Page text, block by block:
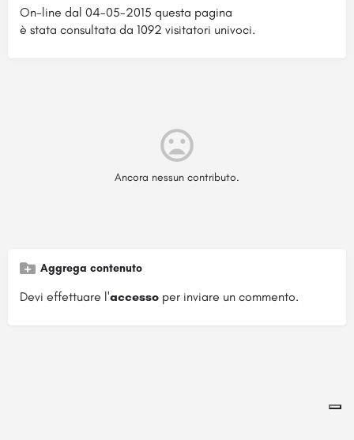
On-line dal 04-05-2015 questa pagina
è stata consultata da 1092 visitatori univoci.
Ancora nessun contributo.
Aggrega contenuto
Devi effettuare l'accesso per inviare un commento.